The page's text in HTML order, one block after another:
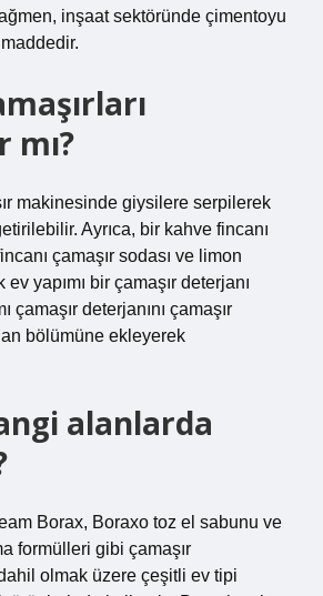
inşaat sektöründe çimentoyu
mı?
makinesinde giysilere serpilerek
Ayrıca, bir kahve fincanı
çamaşır sodası ve limon
ev yapımı bir çamaşır deterjanı
çamaşır deterjanını çamaşır
bölümüne ekleyerek
alanlarda
Borax, Boraxo toz el sabunu ve
formülleri gibi çamaşır
olmak üzere çeşitli ev tipi